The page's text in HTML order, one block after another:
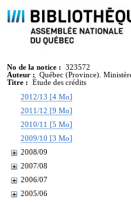
No de la notice :
323572
Auteur :
Québec (Province).
Titre :
Étude des crédits
2012/13 [4 Mo]
2011/12 [9 Mo]
2010/11 [5 Mo]
2009/10 [3 Mo]
2008/09
2007/08
2006/07
2005/06